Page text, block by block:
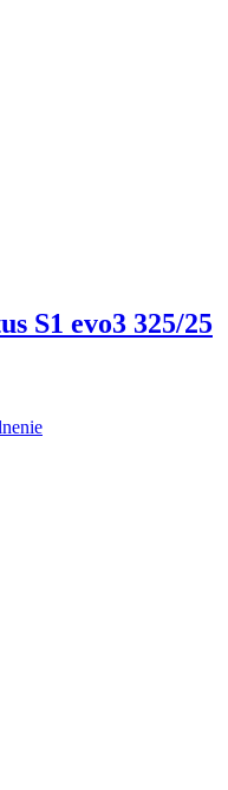
S1 evo3 325/25